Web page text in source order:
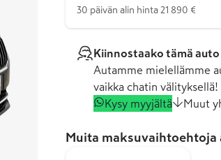
30 päivän alin hinta 21 890 €
Kiinnostaako tämä
Autamme mielellämme
vaikka chatin välityksellä!
Kysy myyjältä
Muut
Muita